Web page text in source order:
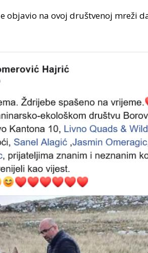
objavio na ovoj društvenoj mreži